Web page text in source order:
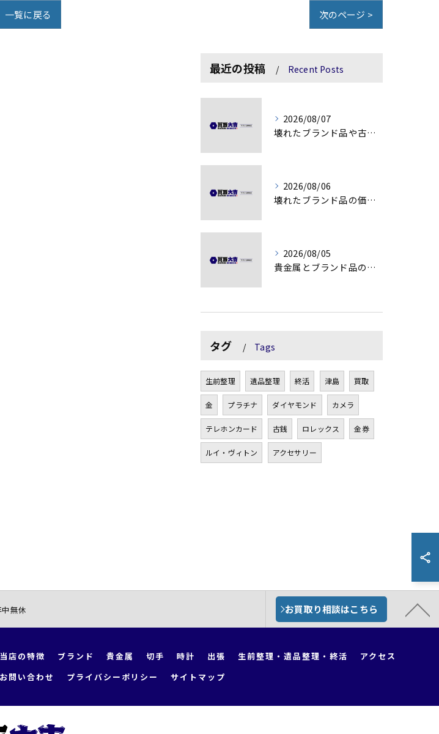
一覧に戻る 次のページ >
最近の投稿 Recent Posts
2026/08/07
壊れたブランド品や古物の価値を見極める秘訣
2026/08/06
壊れたブランド品の価値を見極める技術とは
2026/08/05
貴金属とブランド品の価値変動を見極める方法
タグ Tags
生前整理 遺品整理 終活 津島 買取
金 プラチナ ダイヤモンド カメラ
テレホンカード 古銭 ロレックス 金券
ルイ・ヴィトン アクセサリー
無休 お買取り相談はこちら
当店の特徴 ブランド 貴金属 切手 時計 出張 生前整理・遺品整理・終活
アクセス
お問い合わせ プライバシーポリシー サイトマップ